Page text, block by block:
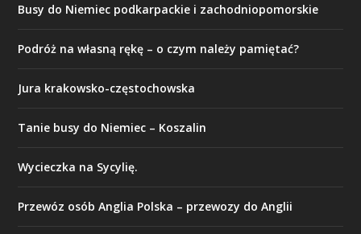
Busy do Niemiec podkarpackie i zachodniopomorskie
Podróż na własną rękę – o czym należy pamiętać?
Jura krakowsko-częstochowska
Tanie busy do Niemiec – Koszalin
Wycieczka na Sycylię.
Przewóz osób Anglia Polska – przewozy do Anglii